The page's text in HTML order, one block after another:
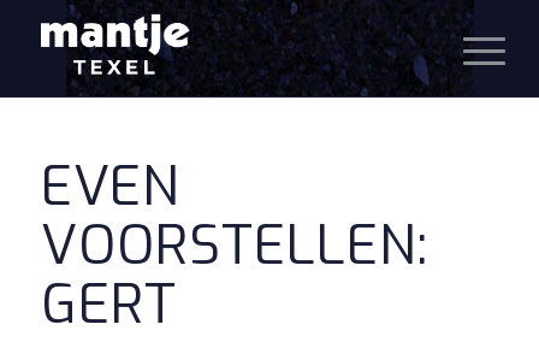
EVEN
VOORSTELLEN:
GERT